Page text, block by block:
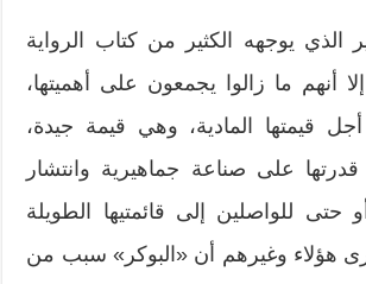
الذي يوجهه الكثير من كتاب الرواية
أنهم ما زالوا يجمعون على أهميتها،
قيمتها المادية، وهي قيمة جيدة،
على صناعة جماهيرية وانتشار
حتى للواصلين إلى قائمتيها الطويلة
هؤلاء وغيرهم أن «البوكر» سبب من